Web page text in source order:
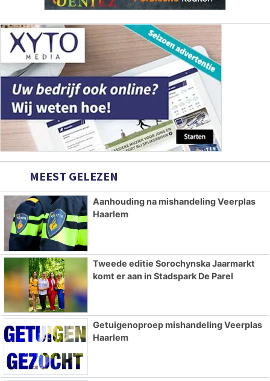
MEEST GELEZEN
Aanhouding na mishandeling Veerplas
Haarlem
Tweede editie Sorochynska Jaarmarkt
komt er aan in Stadspark De Parel
Getuigenoproep mishandeling Veerplas
Haarlem